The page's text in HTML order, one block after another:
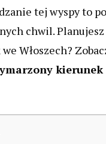
tej wyspy to
chwil. Planujesz
Włoszech?
kierunek